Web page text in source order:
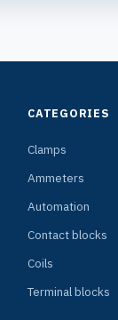
CATEGORIES
Clamps
Ammeters
Automation
Contact blocks
Coils
Terminal blocks